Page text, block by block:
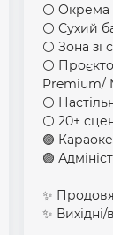
⚪️ Окрема
⚪️ Сухий
⚪️ Зона зі
⚪️
Premium/
⚪️
⚪️ 20+
🟣
🟣
✨
✨